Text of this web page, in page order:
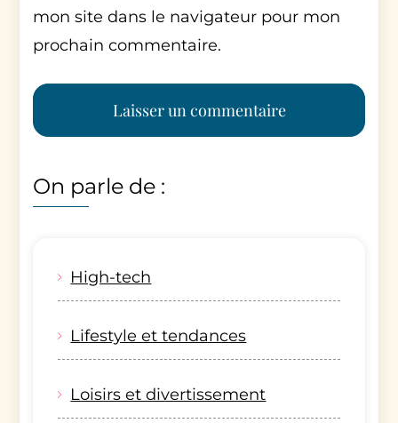
mon site dans le navigateur pour mon
prochain commentaire.
On parle de :
High-tech
Lifestyle et tendances
Loisirs et divertissement